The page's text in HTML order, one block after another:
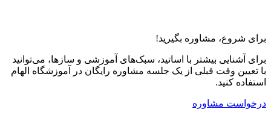
برای شروع، مشاوره بگیرید!
برای آشنایی بیشتر با اساتید، سبک‌های آموزشی و سازها، می‌توانید
با تعیین وقت قبلی از یک جلسه مشاوره رایگان در آموزشگاه الهام
استفاده کنید.
درخواست مشاوره